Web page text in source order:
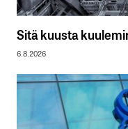
Sitä kuusta
6.8.2026